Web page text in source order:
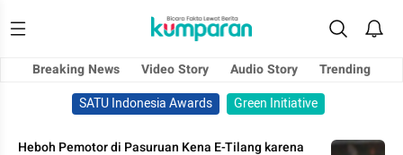
Breaking News Video Story Audio Story
Trending
SATU Indonesia Awards
Green Initiative
Heboh Pemotor di Pasuruan Kena E-Tilang karena